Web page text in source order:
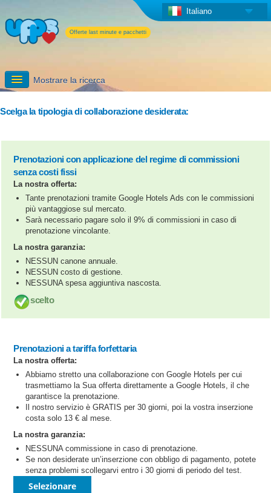
Offerte last minute e pacchetti
Italiano
Mostrare la ricerca
I servizi aggiuntivi di UPPS
Scelga la tipologia di collaborazione desiderata:
Prenotazioni con applicazione del regime di commissioni
senza costi fissi
La nostra offerta:
Tante prenotazioni tramite Google Hotels Ads con le commissioni
più vantaggiose sul mercato.
Sarà necessario pagare solo il 9% di commissioni in caso di
prenotazione vincolante.
La nostra garanzia:
NESSUN canone annuale.
NESSUN costo di gestione.
NESSUNA spesa aggiuntiva nascosta.
scelto
Prenotazioni a tariffa forfettaria
La nostra offerta:
Abbiamo stretto una collaborazione con Google Hotels per cui
trasmettiamo la Sua offerta direttamente a Google Hotels, il che
garantisce la prenotazione.
Il nostro servizio è GRATIS per 30 giorni, poi la vostra inserzione
costa solo 13 € al mese.
La nostra garanzia:
NESSUNA commissione in caso di prenotazione.
Se non desiderate un’inserzione con obbligo di pagamento, potete
senza problemi scollegarvi entro i 30 giorni di periodo del test.
Selezionare